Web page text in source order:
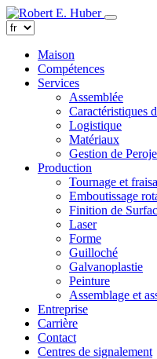
Maison
Compétences
Services
Assemblée
Caractéristiques
Logistique
Matériaux
Gestion de
Production
Tournage et
Emboutissage
Finition de
Laser
Forme
Guilloché
Galvanoplastie
Peinture
Assemblage et
Entreprise
Carrière
Contact
Centres de signalement